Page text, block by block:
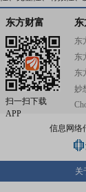
东方财富
扫一扫下载
APP
东
东
东
东
妙
信息网络
关